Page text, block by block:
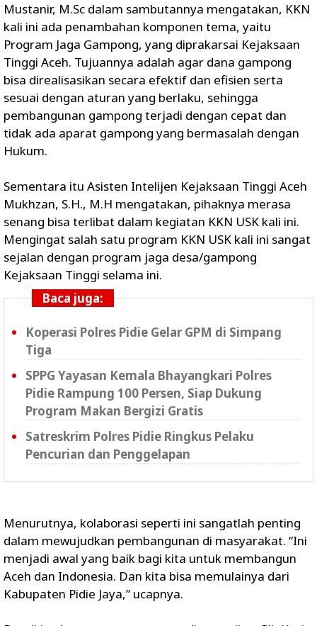
Mustanir, M.Sc dalam sambutannya mengatakan, KKN
kali ini ada penambahan komponen tema, yaitu
Program Jaga Gampong, yang diprakarsai Kejaksaan
Tinggi Aceh. Tujuannya adalah agar dana gampong
bisa direalisasikan secara efektif dan efisien serta
sesuai dengan aturan yang berlaku, sehingga
pembangunan gampong terjadi dengan cepat dan
tidak ada aparat gampong yang bermasalah dengan
Hukum.
Sementara itu Asisten Intelijen Kejaksaan Tinggi Aceh
Mukhzan, S.H., M.H mengatakan, pihaknya merasa
senang bisa terlibat dalam kegiatan KKN USK kali ini.
Mengingat salah satu program KKN USK kali ini sangat
sejalan dengan program jaga desa/gampong
Kejaksaan Tinggi selama ini.
Baca juga:
Koperasi Polres Pidie Gelar GPM di Simpang
Tiga
SPPG Yayasan Kemala Bhayangkari Polres
Pidie Rampung 100 Persen, Siap Dukung
Program Makan Bergizi Gratis
Satreskrim Polres Pidie Ringkus Pelaku
Pencurian dan Penggelapan
Menurutnya, kolaborasi seperti ini sangatlah penting
dalam mewujudkan pembangunan di masyarakat. “Ini
menjadi awal yang baik bagi kita untuk membangun
Aceh dan Indonesia. Dan kita bisa memulainya dari
Kabupaten Pidie Jaya,” ucapnya.